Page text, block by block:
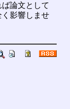
論文として
影響しませ